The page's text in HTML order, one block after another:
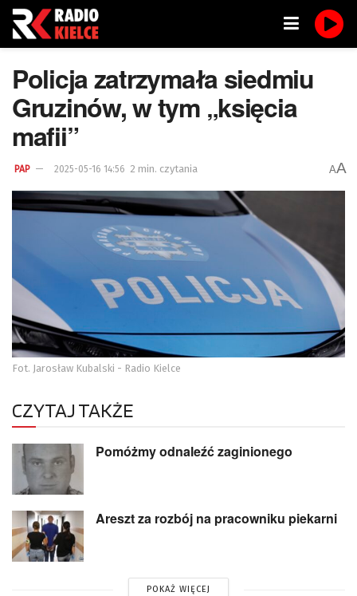
Policja zatrzymała siedmiu
Gruzinów, w tym „księcia
mafii”
PAP 2025-05-16 14:56 2 min. czytania AA
Fot. Jarosław Kubalski - Radio Kielce
CZYTAJ TAKŻE
Pomóżmy odnaleźć zaginionego
Areszt za rozbój na pracowniku piekarni
POKAŻ WIĘCEJ